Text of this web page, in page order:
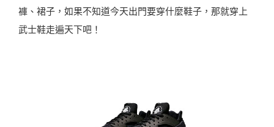
褲、裙子，如果不知道今天出門要穿什麼鞋子，那就穿上
武士鞋走遍天下吧！